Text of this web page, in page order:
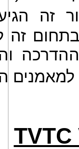
זה
למאמנים